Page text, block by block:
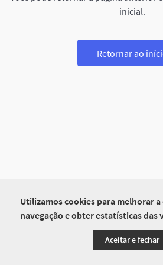
Utilizamos cookies para melhorar
navegação e obter estatísticas das
Aceitar e fechar
inicial.
Retornar ao